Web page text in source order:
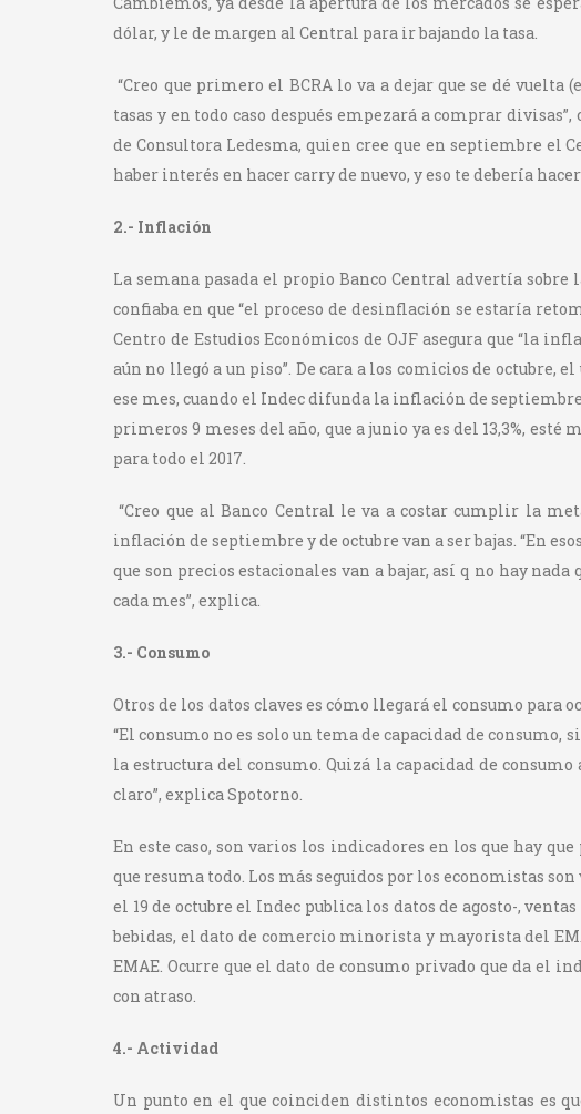
dólar, y le de margen al Central para ir bajando la tasa.
“Creo que primero el BCRA lo va a dejar que se dé
tasas y en todo caso después empezará a comprar
de Consultora Ledesma, quien cree que en septiembre el
haber interés en hacer carry de nuevo, y eso te debería
2.- Inflación
La semana pasada el propio Banco Central advertía
confiaba en que “el proceso de desinflación se estaría
Centro de Estudios Económicos de OJF asegura que “la
aún no llegó a un piso”. De cara a los comicios de octubre,
ese mes, cuando el Indec difunda la inflación de
primeros 9 meses del año, que a junio ya es del 13,3%, esté
para todo el 2017.
“Creo que al Banco Central le va a costar cumplir la
inflación de septiembre y de octubre van a ser bajas. “En
que son precios estacionales van a bajar, así q no hay
cada mes”, explica.
3.- Consumo
Otros de los datos claves es cómo llegará el consumo para
“El consumo no es solo un tema de capacidad de consumo,
la estructura del consumo. Quizá la capacidad de
claro”, explica Spotorno.
En este caso, son varios los indicadores en los que hay
que resuma todo. Los más seguidos por los economistas
el 19 de octubre el Indec publica los datos de agosto-,
bebidas, el dato de comercio minorista y mayorista del
EMAE. Ocurre que el dato de consumo privado que da el
con atraso.
4.- Actividad
Un punto en el que coinciden distintos economistas es